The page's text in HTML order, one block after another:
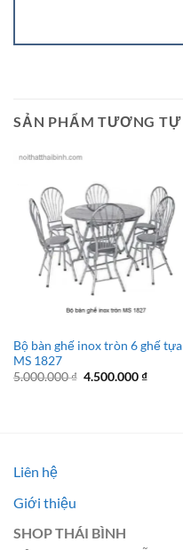
SẢN PHẨM TƯƠNG TỰ
Bộ bàn ghế inox tròn 6 ghế tựa
MS 1827
5.000.000₫ Giá
4.500.000₫Giá
Liên hệ
Giới thiệu
SHOP THÁI BÌNH